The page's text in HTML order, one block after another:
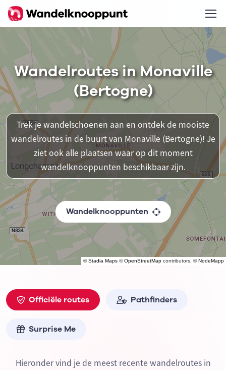
©Stadia Maps ©OpenStreetMap contributors, ©NodeMapp
Wandelroutes in Monaville
(Bertogne)
Trek je wandelschoenen aan en ontdek de mooiste
wandelroutes in de buurt van Monaville (Bertogne)! Je
ziet ook alle plaatsen waar op dit moment
wandelknooppunten beschikbaar zijn.
Wandelknooppunten
Officiële routes Pathfinders
Surprise Me
Hieronder vind je de meest recente wandelroutes in